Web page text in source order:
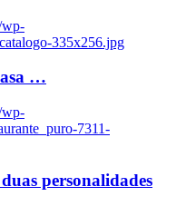
wp-
335x256.jpg
…
wp-
7311-
personalidades